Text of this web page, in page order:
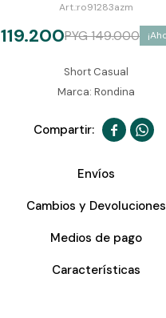
ro91283azm
119.200PYG149.000
Short Casual
Marca: Rondina
 
Envíos
Cambios y Devoluciones
Medios de pago
Características